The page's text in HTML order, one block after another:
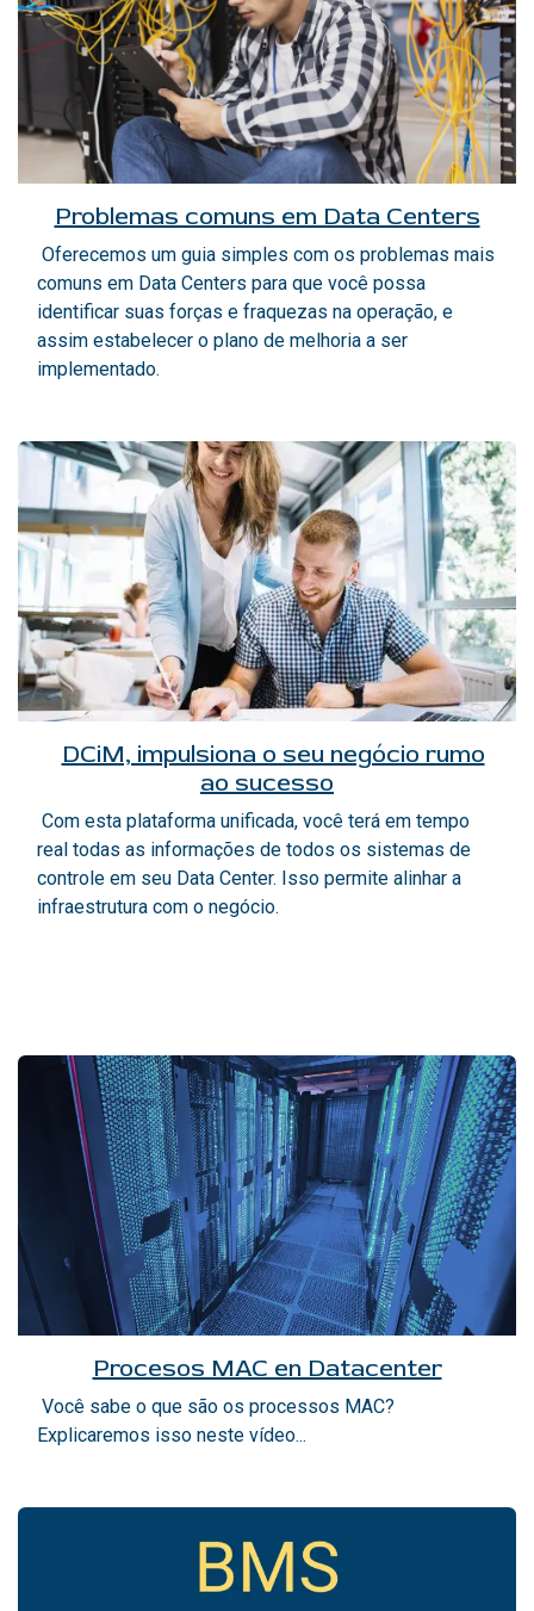
Problemas comuns em Data Centers
Oferecemos um guia simples com os problemas mais
comuns em Data Centers para que você possa
identificar suas forças e fraquezas na operação, e
assim estabelecer o plano de melhoria a ser
implementado.
DCiM, impulsiona o seu negócio rumo
ao sucesso
Com esta plataforma unificada, você terá em tempo
real todas as informações de todos os sistemas de
controle em seu Data Center. Isso permite alinhar a
infraestrutura com o negócio.
Procesos MAC en Datacenter
Você sabe o que são os processos MAC?
Explicaremos isso neste vídeo...